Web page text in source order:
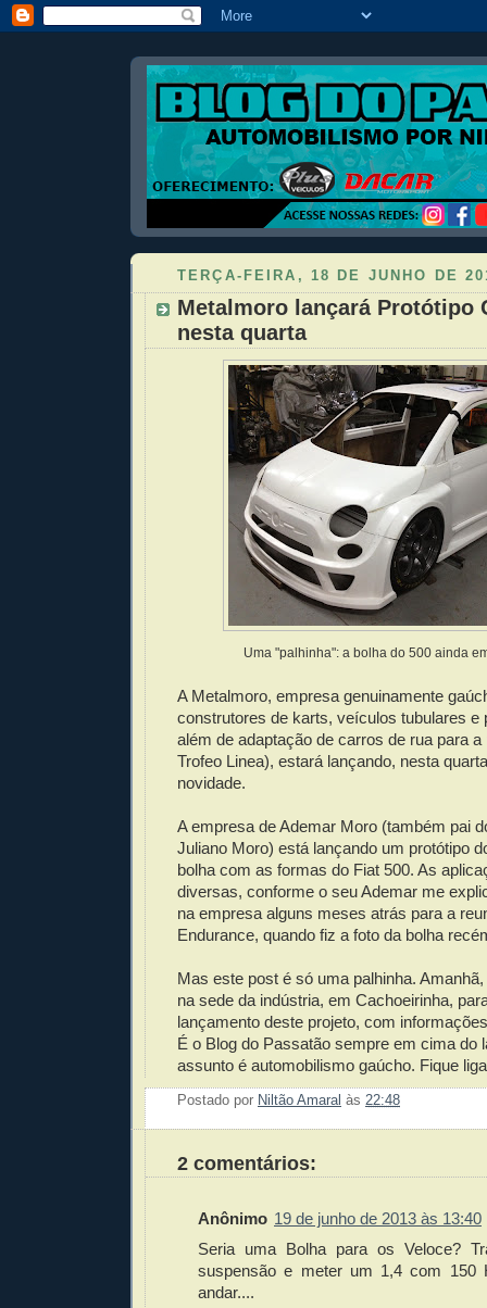
TERÇA-FEIRA, 18 DE JUNHO DE
Metalmoro lançará Protótipo
nesta quarta
Uma "palhinha": a bolha do 500 ainda
A Metalmoro, empresa genuinamente
construtores de karts, veículos tubulares e
além de adaptação de carros de rua para
Trofeo Linea), estará lançando, nesta
novidade.
A empresa de Ademar Moro (também pai
Juliano Moro) está lançando um protótipo
bolha com as formas do Fiat 500. As
diversas, conforme o seu Ademar me
na empresa alguns meses atrás para a
Endurance, quando fiz a foto da bolha
Mas este post é só uma palhinha.
na sede da indústria, em Cachoeirinha,
lançamento deste projeto, com
É o Blog do Passatão sempre em cima do
assunto é automobilismo gaúcho. Fique
Postado por Niltão Amaral às 22:48
2 comentários:
Anônimo 19 de junho de 2013 às 13:40
Seria uma Bolha para os Veloce?
suspensão e meter um 1,4 com 150
andar....